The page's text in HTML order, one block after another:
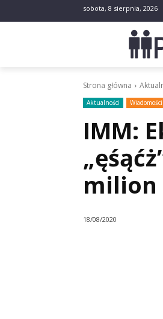
sobota, 8 sierpnia, 2026
Strona główna
Aktualności Wiadomości
IMM:
milion
18/08/2020